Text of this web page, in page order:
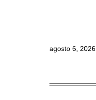
agosto 6, 2026